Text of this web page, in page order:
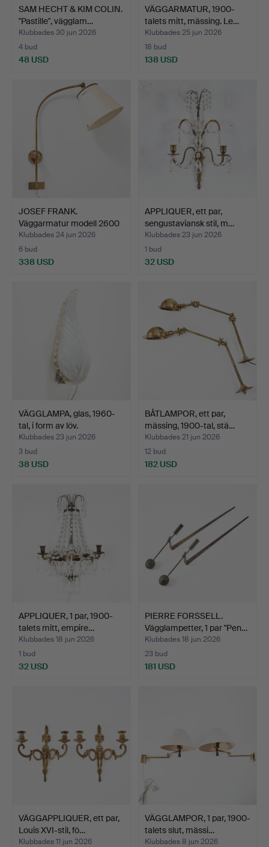
SAM HECHT & KIM COLIN.
"Pastille", vägglam…
Klubbades 30 jun 2026
4 bud
48 USD
VÄGGARMATUR, 1900-
talets mitt, mässing. Le…
Klubbades 25 jun 2026
18 bud
138 USD
JOSEF FRANK.
Väggarmatur modell 2600
för F…
Klubbades 24 jun 2026
6 bud
338 USD
APPLIQUER, ett par,
sengustaviansk stil, m…
Klubbades 23 jun 2026
1 bud
32 USD
VÄGGLAMPA, glas, 1960-
tal, i form av löv.
Klubbades 23 jun 2026
3 bud
38 USD
BÅTLAMPOR, ett par,
mässing, 1900-tal, stä…
Klubbades 21 jun 2026
12 bud
182 USD
APPLIQUER, 1 par, 1900-
talets mitt, empire…
Klubbades 18 jun 2026
1 bud
32 USD
PIERRE FORSSELL.
Vägglampetter, 1 par "Pen…
Klubbades 18 jun 2026
23 bud
181 USD
VÄGGAPPLIQUER, ett par,
Louis XVI-stil, fö…
Klubbades 11 jun 2026
VÄGGLAMPOR, 1 par, 1900-
talets slut, mässi…
Klubbades 8 jun 2026